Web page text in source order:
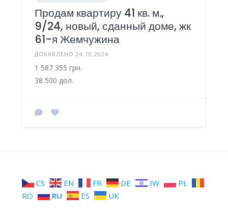
Продам квартиру 41 кв. м.,
9/24, новый, сданный доме, жк
61-я Жемчужина
ДОБАВЛЕНО 24.10.2024
1 587 355 грн.
38 500 дол.
CS EN FR DE IW
PL
RO
RU ES UK